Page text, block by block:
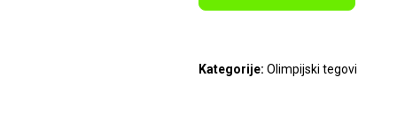
Kategorije: Olimpijski tegovi